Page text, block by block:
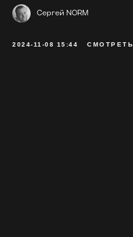
Сергей NORM
2024-11-08 15:44 СМОТРЕТЬ